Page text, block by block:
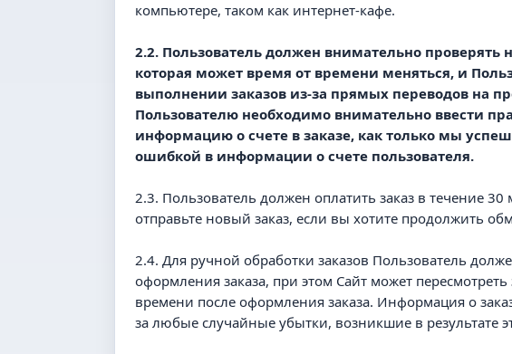
компьютере, таком как интернет-кафе.
2.2. Пользователь должен внимательно
которая может время от времени меняться, и
выполнении заказов из-за прямых переводов на
Пользователю необходимо внимательно ввести
информацию о счете в заказе, как только мы
ошибкой в информации о счете пользователя.
2.3. Пользователь должен оплатить заказ в течение
отправьте новый заказ, если вы хотите продолжить
2.4. Для ручной обработки заказов Пользователь
оформления заказа, при этом Сайт может
времени после оформления заказа. Информация о
за любые случайные убытки, возникшие в результате